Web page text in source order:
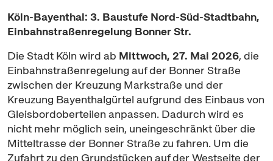
Köln-Bayenthal: 3. Baustufe Nord-Süd-Stadtbahn,
Einbahnstraßenregelung Bonner Str.
Die Stadt Köln wird ab Mittwoch, 27. Mai 2026, die
Einbahnstraßenregelung auf der Bonner Straße
zwischen der Kreuzung Markstraße und der
Kreuzung Bayenthalgürtel aufgrund des Einbaus von
Gleisbordoberteilen anpassen. Dadurch wird es
nicht mehr möglich sein, uneingeschränkt über die
Mitteltrasse der Bonner Straße zu fahren. Um die
Zufahrt zu den Grundstücken auf der Westseite der